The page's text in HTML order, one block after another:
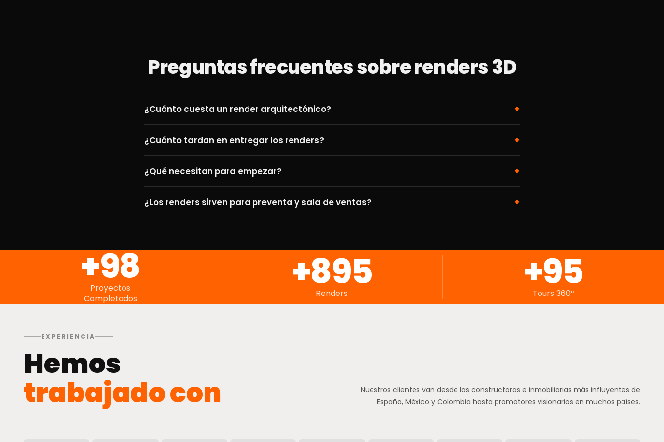
Preguntas frecuentes sobre renders 3D
¿Cuánto cuesta un render arquitectónico?
¿Cuánto tardan en entregar los renders?
¿Qué necesitan para empezar?
¿Los renders sirven para preventa y sala de ventas?
+101
Proyectos
Completados
+898
Renders +98
Tours 360º
EXPERIENCIA
Hemos
trabajado con
Nuestros clientes van desde las constructoras e inmobiliarias más influyentes de
España, México y Colombia hasta promotores visionarios en muchos países.